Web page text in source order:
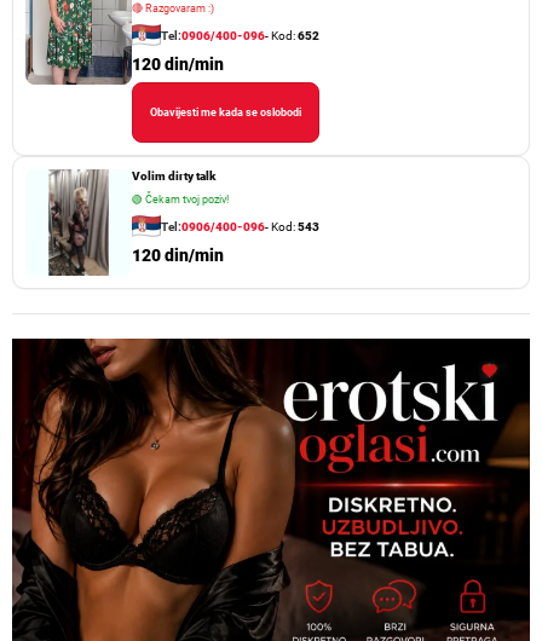
🔴Razgovaram :)
Tel:0906/400-096- Kod:652
120 din/min
Obavijesti me kada se oslobodi
Volim dirty talk
🟢 Čekam tvoj poziv!
Tel:0906/400-096- Kod:543
120 din/min